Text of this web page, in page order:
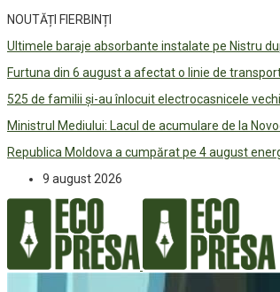
NOUTĂȚI FIERBINȚI
Ultimele baraje absorbante instalate pe Nistru
Furtuna din 6 august a afectat o linie de
525 de familii și-au înlocuit electrocasnicele
Ministrul Mediului: Lacul de acumulare de la
Republica Moldova a cumpărat pe 4 august
9 august 2026